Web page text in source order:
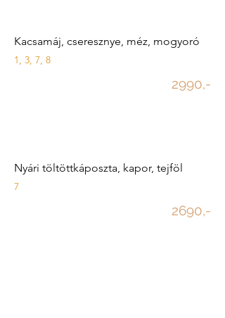
Kacsamáj, cseresznye, méz, mogyoró
1, 3, 7, 8
2990,-
Nyári töltöttkáposzta, kapor, tejföl
7
2690,-